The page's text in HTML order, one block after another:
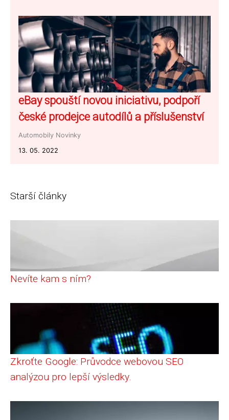
eBay spouští novou iniciativu, podpoří
české prodejce autodílů a příslušenství
Automobily Novinky
13. 05. 2022
Starší články
Nevíte kam s ním?
Zkroťte Google: Průvodce webovou SEO
analýzou pro lepší výsledky.